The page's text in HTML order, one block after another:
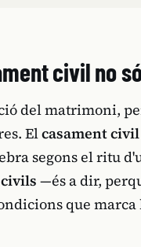
civil no
del matrimoni,
Elcasament civil
segons el ritu
—és a dir,
que marca